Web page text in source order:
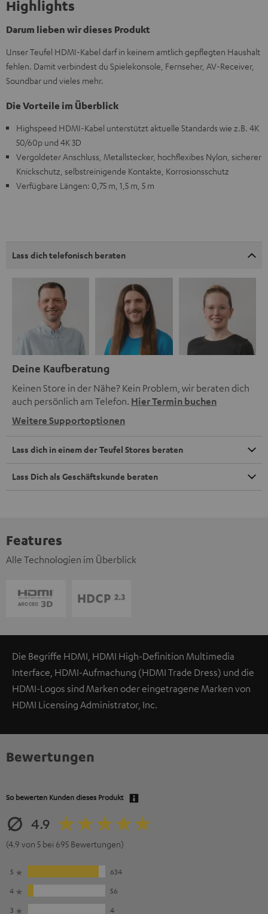
Highlights
Darum lieben wir dieses Produkt
Unser Teufel HDMI-Kabel darf in keinem amtlich gepflegten Haushalt
fehlen. Damit verbindest du Spielekonsole, Fernseher, AV-Receiver,
Soundbar und vieles mehr.
Die Vorteile im Überblick
Highspeed HDMI-Kabel unterstützt aktuelle Standards wie z.B. 4K
50/60p und 4K 3D
Vergoldeter Anschluss, Metallstecker, hochflexibes Nylon, sicherer
Knickschutz, selbstreinigende Kontakte, Korrosionsschutz
Verfügbare Längen: 0,75 m, 1,5 m, 5 m
Lass dich telefonisch beraten
Deine Kaufberatung
Keinen Store in der Nähe? Kein Problem, wir beraten dich
auch persönlich am Telefon. Hier Termin buchen
Weitere Supportoptionen
Lass dich in einem der Teufel Stores beraten
Lass Dich als Geschäftskunde beraten
Features
Alle Technologien im Überblick
Die Begriffe HDMI, HDMI High-Definition Multimedia
Interface, HDMI-Aufmachung (HDMI Trade Dress) und die
HDMI-Logos sind Marken oder eingetragene Marken von
HDMI Licensing Administrator, Inc.
Bewertungen
So bewerten Kunden dieses Produkt
4.9
(4.9 von 5 bei 695 Bewertungen)
5
634
4
56
3
4